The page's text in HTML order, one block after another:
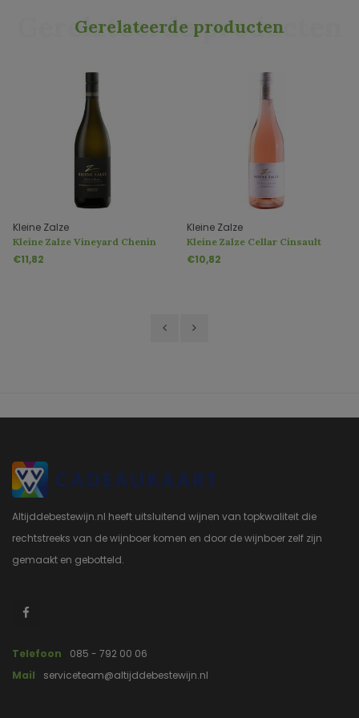
Gerelateerde producten
Gerelateerde producten
Kleine Zalze
Kleine Zalze Vineyard Chenin
Blanc
€11,82
Kleine Zalze
Kleine Zalze Cellar Cinsault
Rosé
€10,82
Altijddebestewijn.nl heeft uitsluitend wijnen van topkwaliteit die
rechtstreeks van de wijnboer komen en door de wijnboer zelf zijn
gemaakt en gebotteld.
Telefoon
085 - 792 00 06
Mail
serviceteam@altijddebestewijn.nl